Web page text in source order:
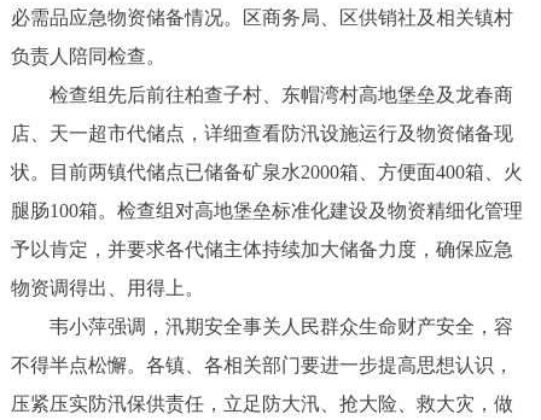
必需品应急物资储备情况。区商务局、区供销社及相关镇村
负责人陪同检查。
检查组先后前往柏查子村、东帽湾村高地堡垒及龙春商
店、天一超市代储点，详细查看防汛设施运行及物资储备现
状。目前两镇代储点已储备矿泉水2000箱、方便面400箱、火
腿肠100箱。检查组对高地堡垒标准化建设及物资精细化管理
予以肯定，并要求各代储主体持续加大储备力度，确保应急
物资调得出、用得上。
韦小萍强调，汛期安全事关人民群众生命财产安全，容
不得半点松懈。各镇、各相关部门要进一步提高思想认识，
压紧压实防汛保供责任，立足防大汛、抢大险、救大灾，做